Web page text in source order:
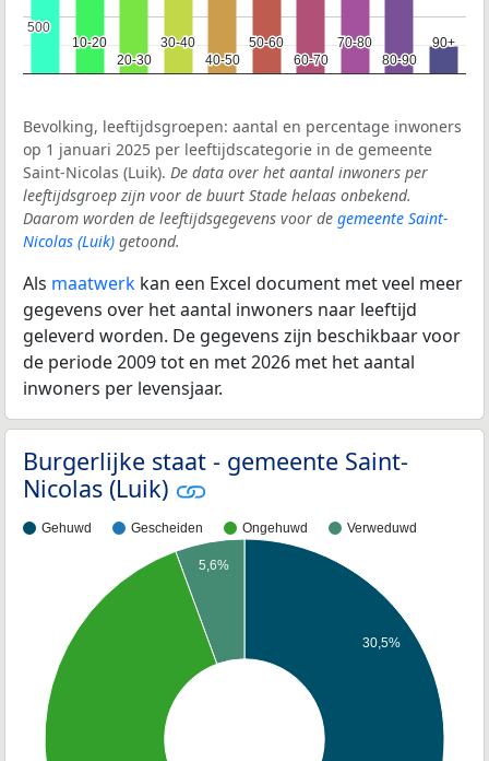
10-20
10-20
20-30
20-30
30-40
30-40
40-50
40-50
50-60
50-60
60-70
60-70
70-80
70-80
80-90
80-90
90+
90+
500
500
Bevolking, leeftijdsgroepen: aantal en percentage inwoners
op 1 januari 2025 per leeftijdscategorie in de gemeente
Saint-Nicolas (Luik). De data over het aantal inwoners per
leeftijdsgroep zijn voor de buurt Stade helaas onbekend.
Daarom worden de leeftijdsgegevens voor de gemeente Saint-
Nicolas (Luik) getoond.
Als maatwerk kan een Excel document met veel meer
gegevens over het aantal inwoners naar leeftijd
geleverd worden. De gegevens zijn beschikbaar voor
de periode 2009 tot en met 2026 met het aantal
inwoners per levensjaar.
Burgerlijke staat - gemeente Saint-
Nicolas (Luik)
Gehuwd Gescheiden Ongehuwd Verweduwd
30,5%
5,6%